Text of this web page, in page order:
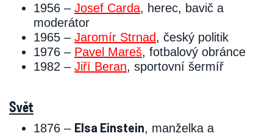
1956 – Josef Carda, herec, bavič a
moderátor
1965 – Jaromír Strnad, český politik
1976 – Pavel Mareš, fotbalový obránce
1982 – Jiří Beran, sportovní šermíř
Svět
1876 – Elsa Einstein, manželka a